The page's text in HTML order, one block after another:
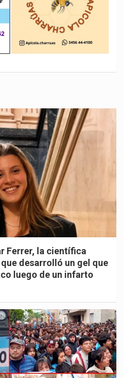
Ferrer, la científica
desarrolló un gel que
luego de un infarto